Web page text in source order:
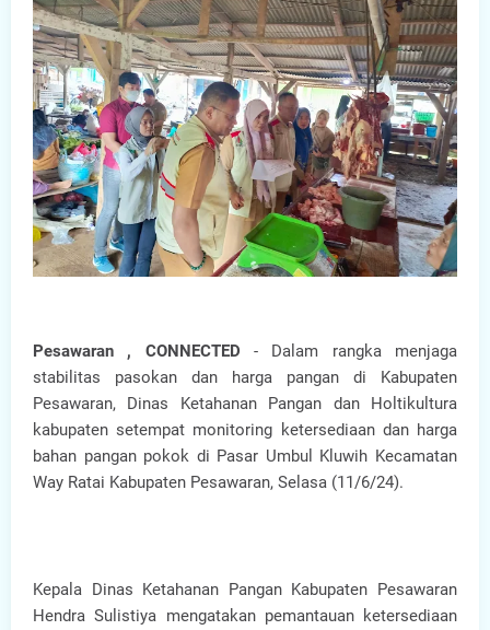
Pesawaran , CONNECTED - Dalam rangka menjaga
stabilitas pasokan dan harga pangan di Kabupaten
Pesawaran, Dinas Ketahanan Pangan dan Holtikultura
kabupaten setempat monitoring ketersediaan dan harga
bahan pangan pokok di Pasar Umbul Kluwih Kecamatan
Way Ratai Kabupaten Pesawaran, Selasa (11/6/24).
Kepala Dinas Ketahanan Pangan Kabupaten Pesawaran
Hendra Sulistiya mengatakan pemantauan ketersediaan